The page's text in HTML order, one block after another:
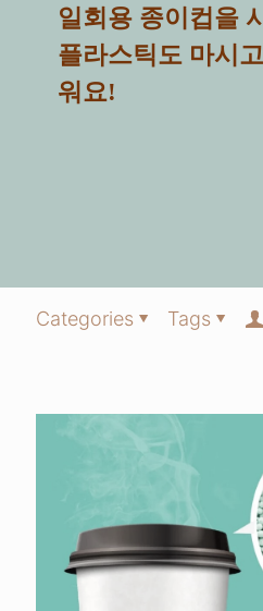
일회용 종이컵을
플라스틱도 마시
워요!
Categories Tags